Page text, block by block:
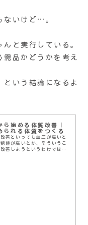
ないけど…。
んと実行している。
需品かどうかを考え
いう結論になるよ
ら始める体質改善｜
られる体質をつくる
善といっても血圧が高いと
値が高いとか、そういうこ
善しようというわけではな